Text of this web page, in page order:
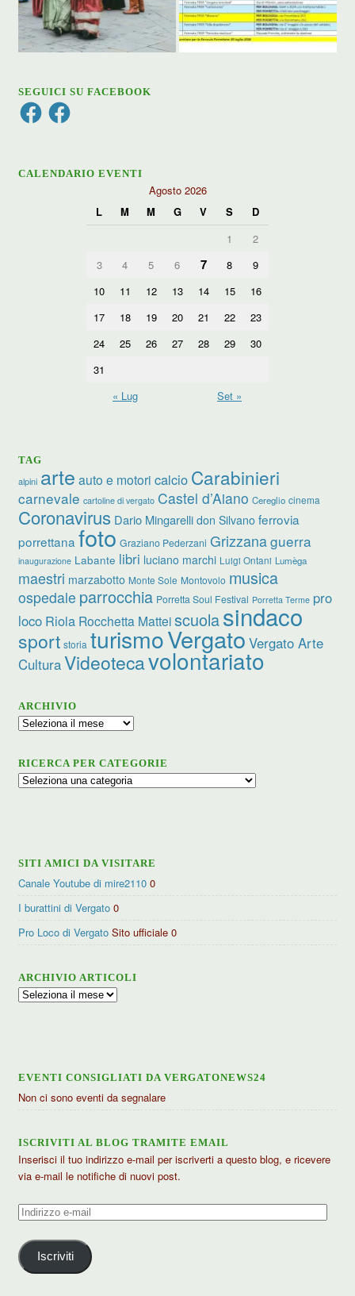
SEGUICI SU FACEBOOK
FacebookFacebook
CALENDARIO EVENTI
Agosto 2026
L
M M G V S
D
1
2
3
4 5 6 7 8
9
10
11 12 13 14 15
16
17
18 19 20 21 22
23
24
25 26 27 28 29
30
31
« Lug
Set »
TAG
alpini arte auto e motori calcio Carabinieri
carnevale cartoline di vergato Castel d’Aiano Cereglio cinema
Coronavirus Dario Mingarelli don Silvano ferrovia
porrettana foto Graziano Pederzani Grizzanaguerra
inaugurazione Labante libri luciano marchi Luigi Ontani Lumèga
maestri marzabotto Monte Sole Montovolo musica
ospedale parrocchia Porretta Soul Festival Porretta Terme pro
loco Riola Rocchetta Matteiscuolasindaco
sport storia turismoVergato Vergato Arte
CulturaVideotecavolontariato
ARCHIVIO
Archivio
RICERCA PER CATEGORIE
Ricerca
SITI AMICI DA VISITARE
Canale Youtube di mire2110 0
I burattini di Vergato 0
Pro Loco di Vergato Sito ufficiale 0
ARCHIVIO ARTICOLI
Archivio
EVENTI CONSIGLIATI DA VERGATONEWS24
Non ci sono eventi da segnalare
ISCRIVITI AL BLOG TRAMITE EMAIL
Inserisci il tuo indirizzo e-mail per iscriverti a questo blog, e ricevere
via e-mail le notifiche di nuovi post.
Indirizzo
mail
Iscriviti